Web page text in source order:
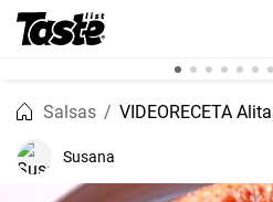
Salsas
Susana